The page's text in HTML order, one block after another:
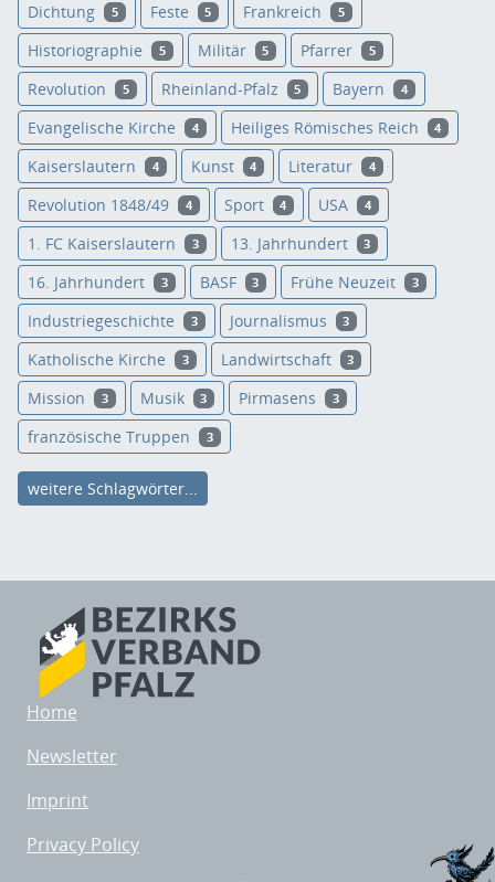
Dichtung 5 Feste 5 Frankreich 5
Historiographie 5 Militär 5 Pfarrer 5
Revolution 5 Rheinland-Pfalz 5 Bayern 4
Evangelische Kirche 4 Heiliges Römisches Reich 4
Kaiserslautern 4 Kunst 4 Literatur 4
Revolution 1848/49 4 Sport 4 USA 4
1. FC Kaiserslautern 3 13. Jahrhundert 3
16. Jahrhundert 3 BASF 3 Frühe Neuzeit 3
Industriegeschichte 3 Journalismus 3
Katholische Kirche 3 Landwirtschaft 3
Mission 3 Musik 3 Pirmasens 3
französische Truppen 3
weitere Schlagwörter...
Home
Newsletter
Imprint
Privacy Policy